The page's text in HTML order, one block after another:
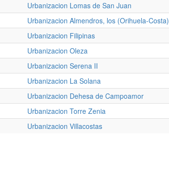
Urbanizacion Lomas de San Juan
Urbanizacion Almendros, los (Orihuela-Costa)
Urbanizacion Filipinas
Urbanizacion Oleza
Urbanizacion Serena II
Urbanizacion La Solana
Urbanizacion Dehesa de Campoamor
Urbanizacion Torre Zenia
Urbanizacion Villacostas